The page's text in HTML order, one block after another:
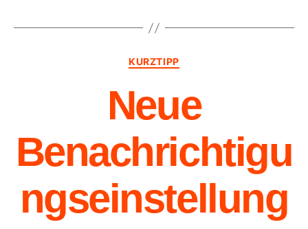
KURZTIPP
Neue
Benachrichtigu
ngseinstellung